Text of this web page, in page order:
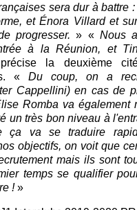
sera dur à battre
et Énora Villard et
progresser. » « Nous
à la Réunion, et
la deuxième
«Du coup, on a
Cappellini) en cas de
Romba va également
un très bon niveau à
ça va se traduire
objectifs, on voit que
mais ils sont
temps se qualifier
!»